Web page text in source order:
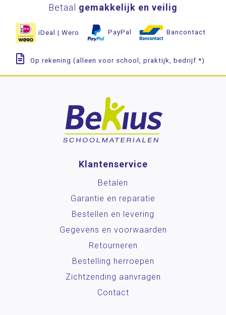
Betaal gemakkelijk en veilig
iDeal | Wero PayPal Bancontact
Op rekening (alleen voor school, praktijk, bedrijf *)
Klantenservice
Betalen
Garantie en reparatie
Bestellen en levering
Gegevens en voorwaarden
Retourneren
Bestelling herroepen
Zichtzending aanvragen
Contact